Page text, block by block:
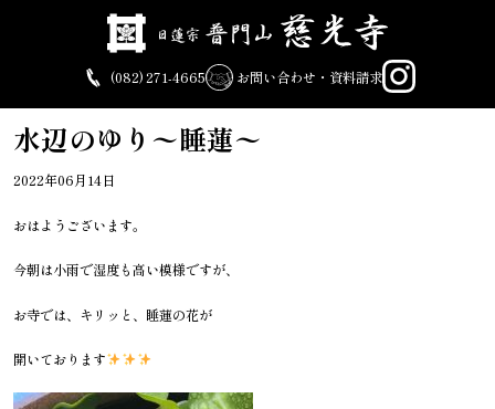
(082) 271-4665
お問い合わせ・資料請求
水辺のゆり〜睡蓮〜
2022年06月14日
おはようございます。
今朝は小雨で湿度も高い模様ですが、
お寺では、キリッと、睡蓮の花が
開いております